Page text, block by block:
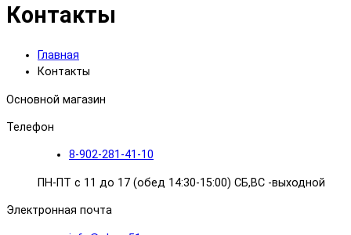
Контакты
Главная
Контакты
Основной магазин
Телефон
8-902-281-41-10
ПН-ПТ с 11 до 17 (обед 14:30-15:00) СБ,ВС -выходной
Электронная почта